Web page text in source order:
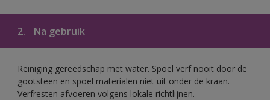
2. Na gebruik
Reiniging gereedschap met water. Spoel verf nooit door de
gootsteen en spoel materialen niet uit onder de kraan.
Verfresten afvoeren volgens lokale richtlijnen.